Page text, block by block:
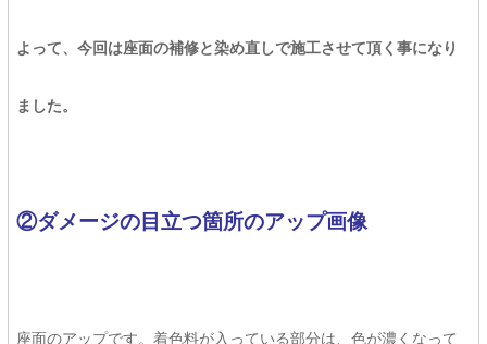
よって、今回は座面の補修と染め直しで施工させて頂く事になり
ました。
②ダメージの目立つ箇所のアップ画像
座面のアップです。着色料が入っている部分は、色が濃くなって